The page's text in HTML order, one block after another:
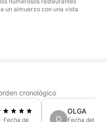
nadar en aguas
disponible para
de mal tiempo
5 snacks diferentes
un almuerzo con una vista
cronológico
Fecha de O
OLGA
Fecha del